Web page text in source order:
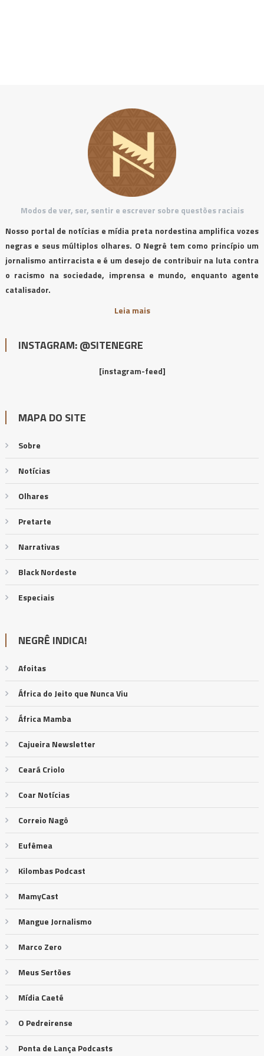
Modos de ver, ser, sentir e escrever sobre questões raciais
Nosso portal de notícias e mídia preta nordestina amplifica vozes
negras e seus múltiplos olhares. O Negrê tem como princípio um
jornalismo antirracista e é um desejo de contribuir na luta contra
o racismo na sociedade, imprensa e mundo, enquanto agente
catalisador.
Leia mais
INSTAGRAM: @SITENEGRE
[instagram-feed]
MAPA DO SITE
Sobre
Notícias
Olhares
Pretarte
Narrativas
Black Nordeste
Especiais
NEGRÊ INDICA!
Afoitas
África do Jeito que Nunca Viu
África Mamba
Cajueira Newsletter
Ceará Criolo
Coar Notícias
Correio Nagô
Eufêmea
Kilombas Podcast
MamyCast
Mangue Jornalismo
Marco Zero
Meus Sertões
Mídia Caeté
O Pedreirense
Ponta de Lança Podcasts